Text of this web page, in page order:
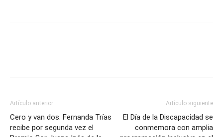
Artículo anterior
Cero y van dos: Fernanda Trías
recibe por segunda vez el
Artículo siguiente
El Día de la Discapacidad se
conmemora con amplia